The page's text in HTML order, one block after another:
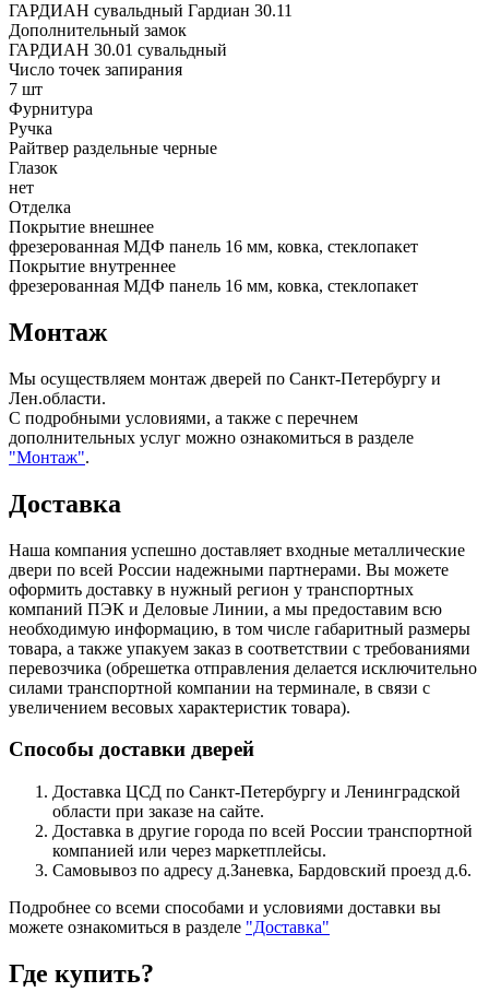
ГАРДИАН сувальдный Гардиан 30.11
Дополнительный замок
ГАРДИАН 30.01 сувальдный
Число точек запирания
7 шт
Фурнитура
Ручка
Райтвер раздельные черные
Глазок
нет
Отделка
Покрытие внешнее
фрезерованная МДФ панель 16 мм, ковка, стеклопакет
Покрытие внутреннее
фрезерованная МДФ панель 16 мм, ковка, стеклопакет
Монтаж
Мы осуществляем монтаж дверей по Санкт-Петербургу и
Лен.области.
С подробными условиями, а также с перечнем
дополнительных услуг можно ознакомиться в разделе
"Монтаж".
Доставка
Наша компания успешно доставляет входные металлические
двери по всей России надежными партнерами. Вы можете
оформить доставку в нужный регион у транспортных
компаний ПЭК и Деловые Линии, а мы предоставим всю
необходимую информацию, в том числе габаритный размеры
товара, а также упакуем заказ в соответствии с требованиями
перевозчика (обрешетка отправления делается исключительно
силами транспортной компании на терминале, в связи с
увеличением весовых характеристик товара).
Способы доставки дверей
Доставка ЦСД по Санкт-Петербургу и Ленинградской
области при заказе на сайте.
Доставка в другие города по всей России транспортной
компанией или через маркетплейсы.
Самовывоз по адресу д.Заневка, Бардовский проезд д.6.
Подробнее со всеми способами и условиями доставки вы
можете ознакомиться в разделе "Доставка"
Где купить?